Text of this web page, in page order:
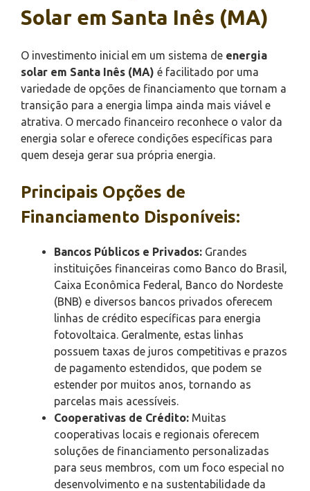
Solar em Santa Inês (MA)
O investimento inicial em um sistema de energia
solar em Santa Inês (MA) é facilitado por uma
variedade de opções de financiamento que tornam a
transição para a energia limpa ainda mais viável e
atrativa. O mercado financeiro reconhece o valor da
energia solar e oferece condições específicas para
quem deseja gerar sua própria energia.
Principais Opções de
Financiamento Disponíveis:
Bancos Públicos e Privados: Grandes
instituições financeiras como Banco do Brasil,
Caixa Econômica Federal, Banco do Nordeste
(BNB) e diversos bancos privados oferecem
linhas de crédito específicas para energia
fotovoltaica. Geralmente, estas linhas
possuem taxas de juros competitivas e prazos
de pagamento estendidos, que podem se
estender por muitos anos, tornando as
parcelas mais acessíveis.
Cooperativas de Crédito: Muitas
cooperativas locais e regionais oferecem
soluções de financiamento personalizadas
para seus membros, com um foco especial no
desenvolvimento e na sustentabilidade da